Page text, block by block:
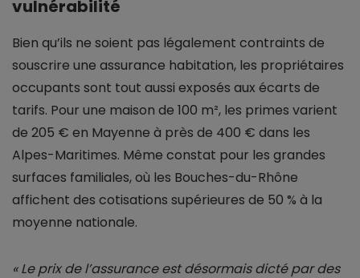
vulnérabilité
Bien qu’ils ne soient pas légalement contraints de
souscrire une assurance habitation, les propriétaires
occupants sont tout aussi exposés aux écarts de
tarifs. Pour une maison de 100 m², les primes varient
de 205 € en Mayenne à près de 400 € dans les
Alpes-Maritimes. Même constat pour les grandes
surfaces familiales, où les Bouches-du-Rhône
affichent des cotisations supérieures de 50 % à la
moyenne nationale.
« Le prix de l’assurance est désormais dicté par des